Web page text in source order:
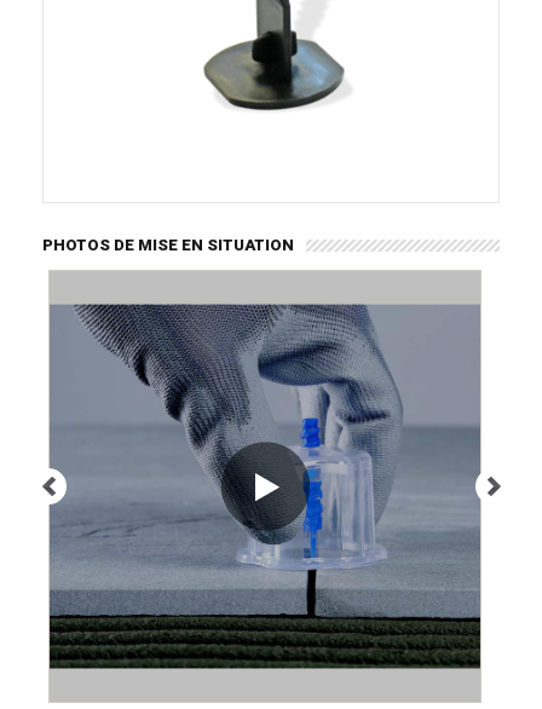
PHOTOS DE MISE EN SITUATION